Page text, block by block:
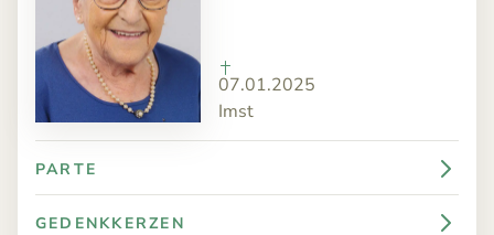
07.01.2025
Imst
PARTE
GEDENKKERZEN